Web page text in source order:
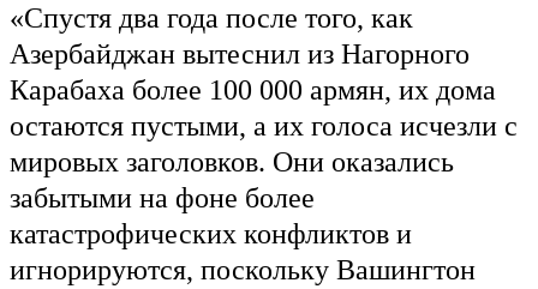
«Спустя два года после того, как
Азербайджан вытеснил из Нагорного
Карабаха более 100 000 армян, их дома
остаются пустыми, а их голоса исчезли с
мировых заголовков. Они оказались
забытыми на фоне более
катастрофических конфликтов и
игнорируются, поскольку Вашингтон